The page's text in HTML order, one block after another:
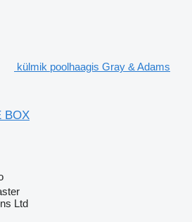
külmik poolhaagis Gray & Adams
BOX
Ltd